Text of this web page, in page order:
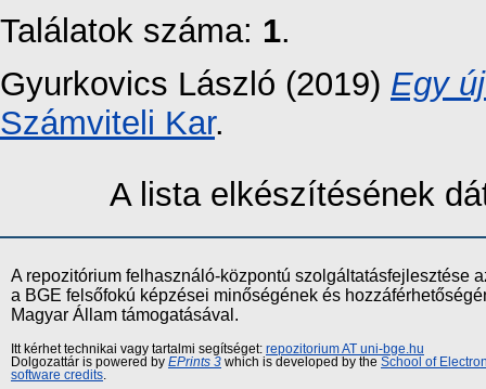
Találatok száma: 1.
Gyurkovics László (2019) Egy
Számviteli Kar.
A lista elkészítésének
A repozitórium felhasználó-központú szolgáltatásfejlesztése
a BGE felsőfokú képzései minőségének és
Magyar Állam támogatásával.
Itt kérhet technikai vagy tartalmi segítséget: repozitorium AT uni-bge.hu
Dolgozattár is powered by EPrints 3 which is developed by the School of
software credits